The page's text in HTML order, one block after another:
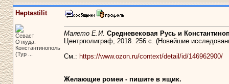
Heptastilit
Севаст
Откуда:
Константинополь
(Тур ...
Малето Е.И. Средневековая Русь и
Центрполиграф, 2018. 256 с. (Новейшие
См.: https://www.ozon.ru/context/detail/id/146962900/
Желающие ромеи - пишите в ящик.